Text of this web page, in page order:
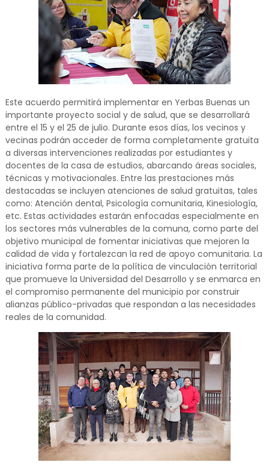
Este acuerdo permitirá implementar en Yerbas Buenas un
importante proyecto social y de salud, que se desarrollará
entre el 15 y el 25 de julio. Durante esos días, los vecinos y
vecinas podrán acceder de forma completamente gratuita
a diversas intervenciones realizadas por estudiantes y
docentes de la casa de estudios, abarcando áreas sociales,
técnicas y motivacionales. Entre las prestaciones más
destacadas se incluyen atenciones de salud gratuitas, tales
como: Atención dental, Psicología comunitaria, Kinesiología,
etc. Estas actividades estarán enfocadas especialmente en
los sectores más vulnerables de la comuna, como parte del
objetivo municipal de fomentar iniciativas que mejoren la
calidad de vida y fortalezcan la red de apoyo comunitaria. La
iniciativa forma parte de la política de vinculación territorial
que promueve la Universidad del Desarrollo y se enmarca en
el compromiso permanente del municipio por construir
alianzas público-privadas que respondan a las necesidades
reales de la comunidad.